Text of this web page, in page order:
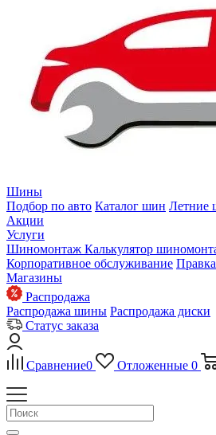
Шины
Подбор по авто Каталог шин Летние
Акции
Услуги
Шиномонтаж Калькулятор
Корпоративное обслуживание
Магазины
Распродажа
Распродажа шины Распродажа диски
Статус заказа
Сравнение0 Отложенные 0